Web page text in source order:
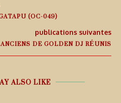
(OC-049)
publications suivantes
DE GOLDEN DJ RÉUNIS
ALSO LIKE